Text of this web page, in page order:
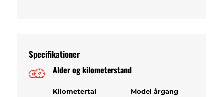
Specifikationer
Alder og kilometerstand
Kilometertal Model årgang